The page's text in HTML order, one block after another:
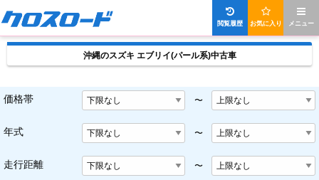
メニュー
お気に入り
閲覧履歴
沖縄のスズキ エブリイ(パール系)中古車
価格帯 〜
年式 〜
走行距離 〜